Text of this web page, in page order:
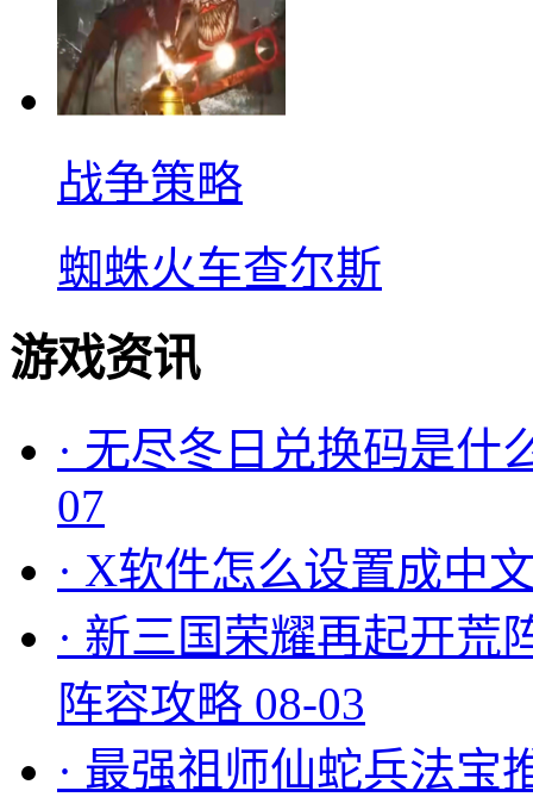
战争策略
蜘蛛火车查尔斯
游戏资讯
· 无尽冬日兑换码是什
07
· X软件怎么设置成中
· 新三国荣耀再起开荒
阵容攻略 08-03
· 最强祖师仙蛇兵法宝